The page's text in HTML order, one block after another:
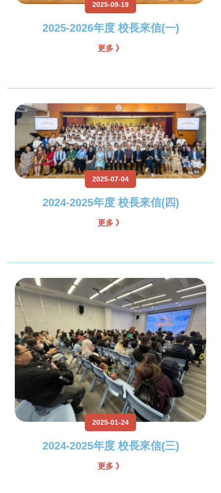
2025-09-19
2025-2026年度 校長來信(一)
更多 》
2025-07-04
2024-2025年度 校長來信(四)
更多 》
2025-01-24
2024-2025年度 校長來信(三)
更多 》